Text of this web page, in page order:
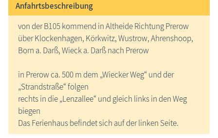
Anfahrtsbeschreibung
von der B105 kommend in Altheide Richtung Prerow
über Klockenhagen, Körkwitz, Wustrow, Ahrenshoop,
Born a. Darß, Wieck a. Darß nach Prerow
in Prerow ca. 500 m dem „Wiecker Weg“ und der
„Strandstraße“ folgen
rechts in die „Lenzallee“ und gleich links in den Weg
biegen
Das Ferienhaus befindet sich auf der linken Seite.